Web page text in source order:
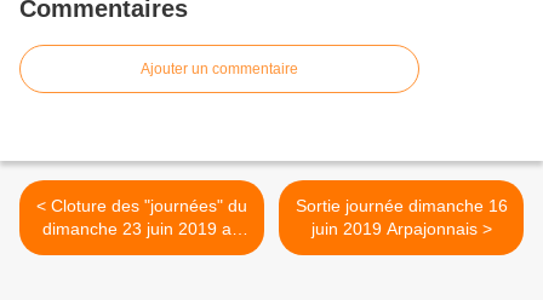
Commentaires
Ajouter un commentaire
< Cloture des "journées" du
dimanche 23 juin 2019 au
restaurant "le saut du
Sortie journée dimanche 16
juin 2019 Arpajonnais >